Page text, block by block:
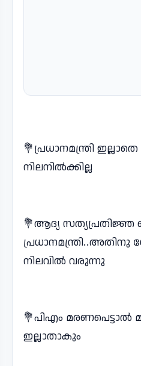
💐പ്രധാനമന്ത്രി
നിലനിൽക്കില്ല
💐ആദ്യ സത്യപ്രതിജ്ഞ
പ്രധാനമന്ത്രി..അതിനു
നിലവിൽ വരുന്നു
💐പിഎം മരണപെട്ടാൽ
ഇല്ലാതാകും